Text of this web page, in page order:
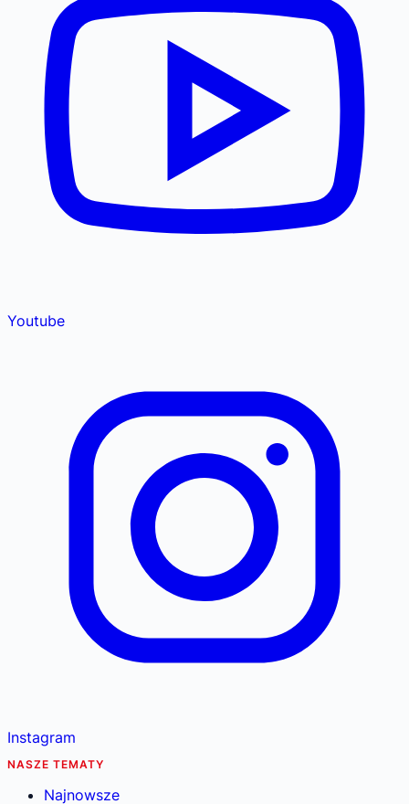
Youtube
Instagram
NASZE TEMATY
Najnowsze